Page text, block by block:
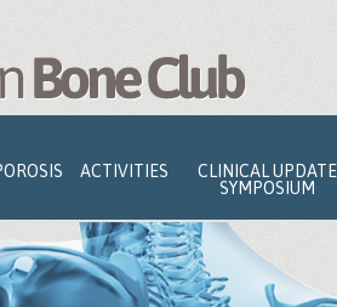
ACTIVITIES
CLINICAL UPDATE
SYMPOSIUM